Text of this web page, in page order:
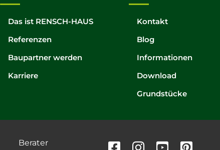
Das ist RENSCH-HAUS
Referenzen
Baupartner werden
Karriere
Kontakt
Blog
Informationen
Download
Grundstücke
Berater